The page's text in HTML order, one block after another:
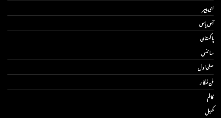
ای پیپر
آس پاس
پاکستان
سائنس
صفحۂ اول
فن فنکار
کالم
کھیل